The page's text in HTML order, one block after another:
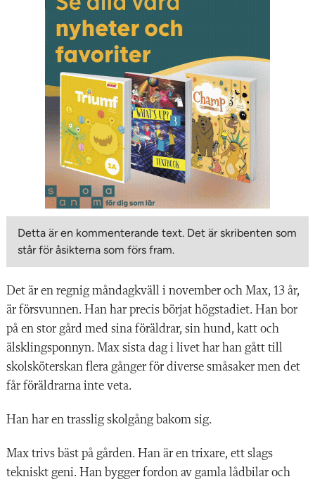
Detta är en kommenterande text. Det är skribenten som
står för åsikterna som förs fram.
Det är en regnig måndagkväll i november och Max, 13 år,
är försvunnen. Han har precis börjat högstadiet. Han bor
på en stor gård med sina föräldrar, sin hund, katt och
älsklingsponnyn. Max sista dag i livet har han gått till
skolsköterskan flera gånger för diverse småsaker men det
får föräldrarna inte veta.
Han har en trasslig skolgång bakom sig.
Max trivs bäst på gården. Han är en trixare, ett slags
tekniskt geni. Han bygger fordon av gamla lådbilar och